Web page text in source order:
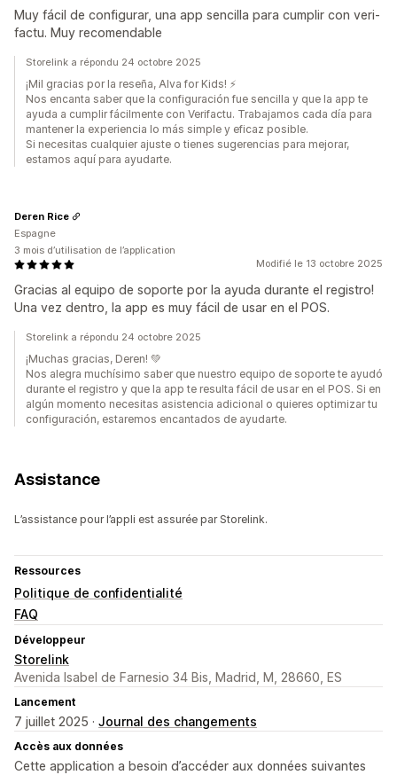
Muy fácil de configurar, una app sencilla para cumplir con veri-
factu. Muy recomendable
Storelink a répondu 24 octobre 2025
¡Mil gracias por la reseña, Alva for Kids! ⚡️
Nos encanta saber que la configuración fue sencilla y que la app te
ayuda a cumplir fácilmente con Verifactu. Trabajamos cada día para
mantener la experiencia lo más simple y eficaz posible.
Si necesitas cualquier ajuste o tienes sugerencias para mejorar,
estamos aquí para ayudarte.
Modifié le 13 octobre 2025
Gracias al equipo de soporte por la ayuda durante el registro!
Una vez dentro, la app es muy fácil de usar en el POS.
Deren Rice
Espagne
3 mois d’utilisation de l’application
Storelink a répondu 24 octobre 2025
¡Muchas gracias, Deren! 💚
Nos alegra muchísimo saber que nuestro equipo de soporte te ayudó
durante el registro y que la app te resulta fácil de usar en el POS. Si en
algún momento necesitas asistencia adicional o quieres optimizar tu
configuración, estaremos encantados de ayudarte.
Assistance
L’assistance pour l’appli est assurée par Storelink.
Ressources
Politique de confidentialité
FAQ
Développeur
Storelink
Avenida Isabel de Farnesio 34 Bis, Madrid, M, 28660, ES
Lancement
7 juillet 2025 · Journal des changements
Accès aux données
Cette application a besoin d’accéder aux données suivantes